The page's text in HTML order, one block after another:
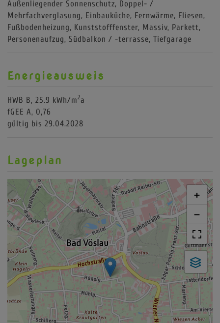
Außenliegender Sonnenschutz Doppel- /
Mehrfachverglasung
Einbauküche Fernwärme Fliesen
Fußbodenheizung
Kunststofffenster Massiv Parkett
Personenaufzug Südbalkon / -terrasse Tiefgarage
Energieausweis
HWB B, 25.9 kWh/m2a
fGEE A, 0,76
gültig bis 29.04.2028
Lageplan
+
−